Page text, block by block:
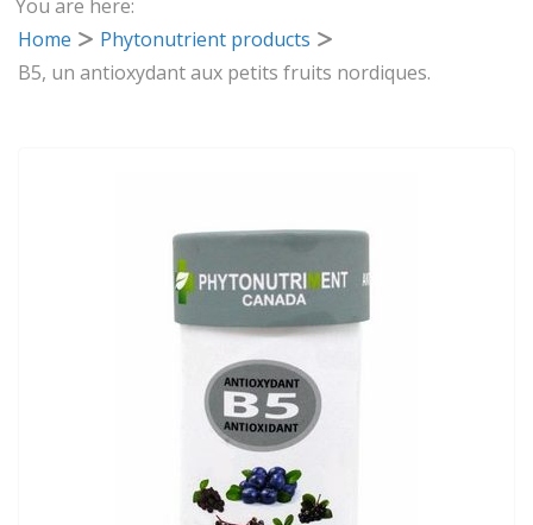
You are here:
Home
Phytonutrient products
B5, un antioxydant aux petits fruits nordiques.